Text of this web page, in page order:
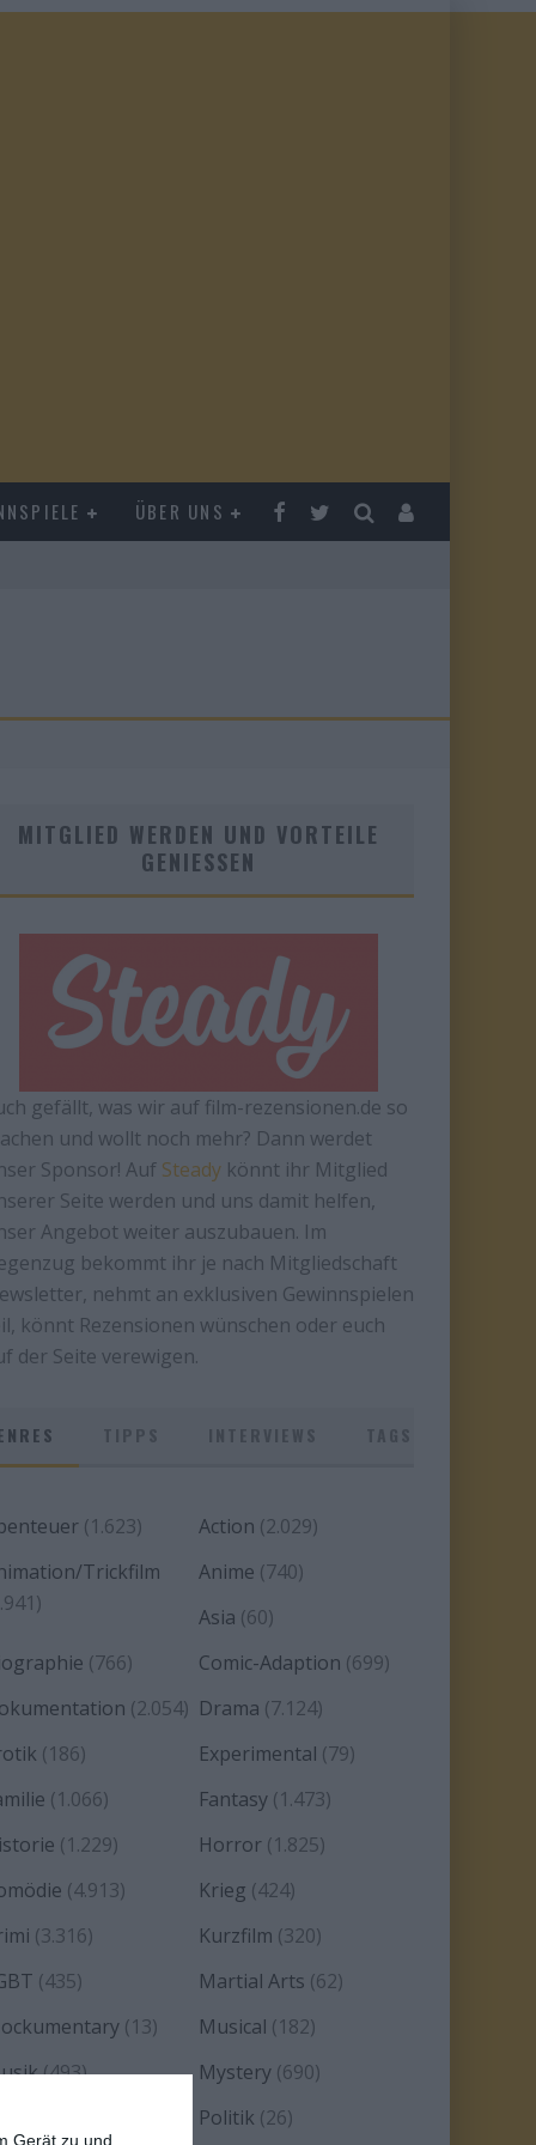
Gerät zu und
ÜBER UNS
MITGLIED WERDEN UND VORTEILE
GENIESSEN
gefällt, was wir auf film-rezensionen.de so
und wollt noch mehr? Dann werdet
Sponsor! Auf Steady könnt ihr Mitglied
Seite werden und uns damit helfen,
Angebot weiter auszubauen. Im
bekommt ihr je nach Mitgliedschaft
nehmt an exklusiven Gewinnspielen
könnt Rezensionen wünschen oder euch
der Seite verewigen.
(1.623) Action (2.029)
Trickfilm
Anime (740)
Asia (60)
(766) Comic-Adaption (699)
(2.054) Drama (7.124)
(186) Experimental (79)
(1.066) Fantasy (1.473)
(1.229) Horror (1.825)
(4.913) Krieg (424)
(3.316) Kurzfilm (320)
(435) Martial Arts (62)
(13) Musical (182)
(493) Mystery (690)
Politik (26)